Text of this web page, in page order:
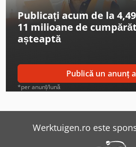
Felder Fd 250
Felder Fs 722
Felder Fw 1102 Classic
Felder Kf 700
Felder Kf 700 Professional
Felder Rl 160
Publicați acum de la 4,49
11 milioane de
așteaptă
Publică un anunț
*per anunț/lună
Werktuigen.ro este